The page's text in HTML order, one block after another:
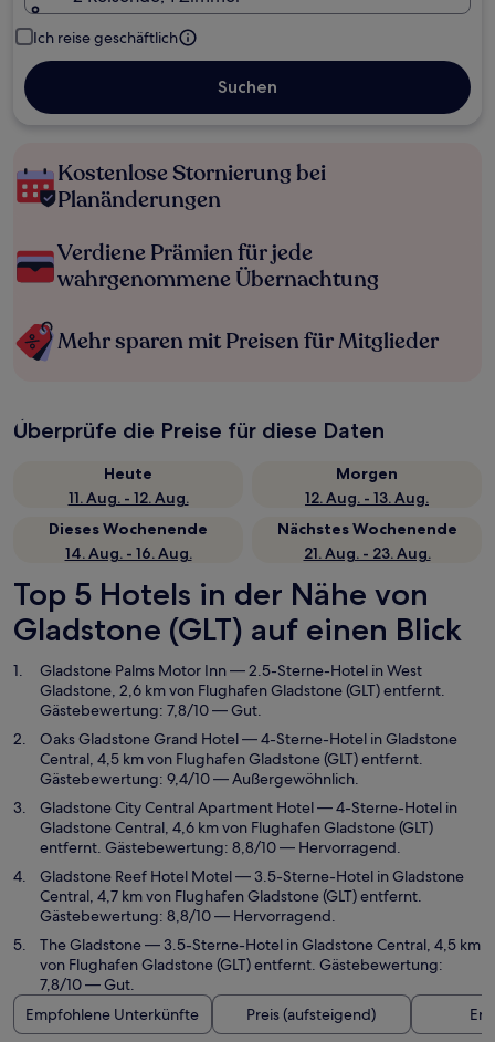
Ich reise geschäftlich
Suchen
Kostenlose Stornierung bei
Planänderungen
Verdiene Prämien für jede
wahrgenommene Übernachtung
Mehr sparen mit Preisen für Mitglieder
Überprüfe die Preise für diese Daten
Heute
11. Aug. - 12. Aug.
Morgen
12. Aug. - 13. Aug.
Dieses Wochenende
14. Aug. - 16. Aug.
Nächstes Wochenende
21. Aug. - 23. Aug.
Top 5 Hotels in der Nähe von
Gladstone (GLT) auf einen Blick
Gladstone Palms Motor Inn— 2.5-Sterne-Hotel in West
Gladstone, 2,6 km von Flughafen Gladstone (GLT) entfernt.
Gästebewertung: 7,8/10 — Gut.
Oaks Gladstone Grand Hotel— 4-Sterne-Hotel in Gladstone
Central, 4,5 km von Flughafen Gladstone (GLT) entfernt.
Gästebewertung: 9,4/10 — Außergewöhnlich.
Gladstone City Central Apartment Hotel— 4-Sterne-Hotel in
Gladstone Central, 4,6 km von Flughafen Gladstone (GLT)
entfernt. Gästebewertung: 8,8/10 — Hervorragend.
Gladstone Reef Hotel Motel— 3.5-Sterne-Hotel in Gladstone
Central, 4,7 km von Flughafen Gladstone (GLT) entfernt.
Gästebewertung: 8,8/10 — Hervorragend.
The Gladstone— 3.5-Sterne-Hotel in Gladstone Central, 4,5 km
von Flughafen Gladstone (GLT) entfernt. Gästebewertung:
7,8/10 — Gut.
Empfohlene Unterkünfte
Preis (aufsteigend)